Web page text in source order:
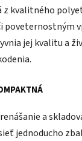
z kvalitného
poveternostným
jej kvalitu a
a
jednoducho